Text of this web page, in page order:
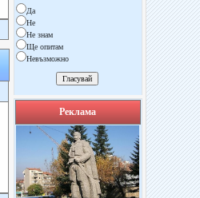
Да
Не
Не знам
Ще опитам
Невъзможно
Реклама